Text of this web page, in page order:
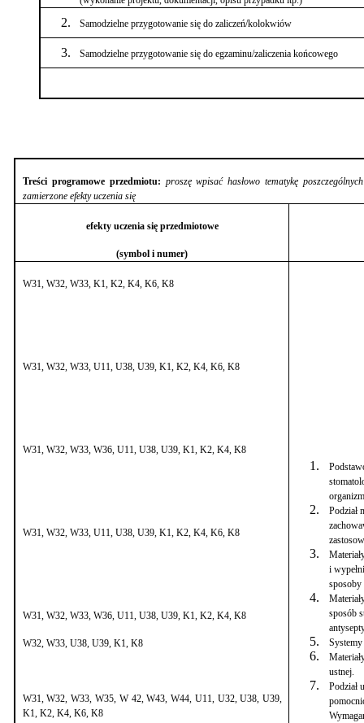
Samodzielne przygotowanie się do zaliczeń/kolokwiów
Samodzielne przygotowanie się do egzaminu/zaliczenia końcowego
Treści programowe przedmiotu: proszę wpisać hasłowo tematykę
zamierzone efekty uczenia się
efekty uczenia się przedmiotowe
(symbol i numer)
W31, W32, W33, K1, K2, K4, K6, K8
W31, W32, W33, U11, U38, U39, K1, K2, K4, K6, K8
W31, W32, W33, W36, U11, U38, U39, K1, K2, K4, K8
W31, W32, W33, U11, U38, U39, K1, K2, K4, K6, K8
W31, W32, W33, W36, U11, U38, U39, K1, K2, K4, K8
W32, W33, U38, U39, K1, K8
W31, W32, W33, W35, W 42, W43, W44, U11, U32, U38, U39,
K1, K2, K4, K6, K8
Podział
i
sposób
Systemy
ustnej.
Podział